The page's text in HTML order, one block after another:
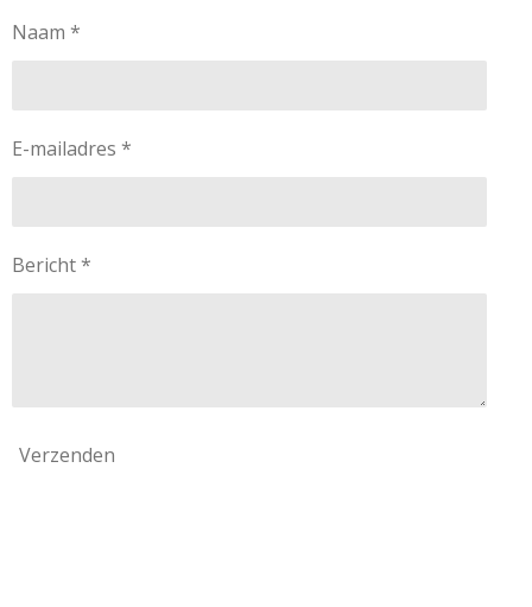
Naam *
E-mailadres *
Bericht *
Verzenden